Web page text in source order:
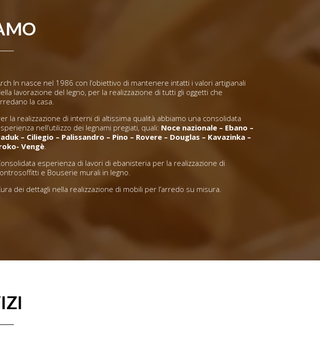
In nasce nel 1986 con l’obiettivo di mantenere intatti i valori artigianali
lavorazione del legno, per la realizzazione di tutti gli oggetti che
la casa.
la realizzazione di interni di altissima qualità abbiamo una consolidata
nell’utilizzo dei legnami pregiati, quali: Noce nazionale – Ebano –
– Ciliegio – Palissandro – Pino – Rovere – Douglas – Kavazinka –
Vengè.
esperienza di lavori di ebanisteria per la realizzazione di
e Bouserie murali in legno.
dei dettagli nella realizzazione di mobili per l’arredo su misura.